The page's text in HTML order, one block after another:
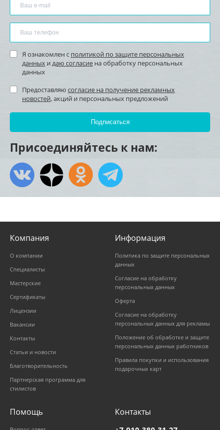
Я ознакомлен с политикой по защите персональных
данных и даю согласие на обработку персональных
данных
Предоставляю согласие на получение рекламных
новостей, акций и персональных предложений
Присоединяйтесь к нам:
Компания
О компании
Специалисты
Мастерские
Сертификаты
Лицензии
Вакансии
Контакты
Статьи и новости
Благотворительность
Партнерская программа для
стилистов
Информация
Политика по защите персональных
данных
Согласие на обработку
персональных данных
Оферта
Согласие на обработку
персональных данных для рекламы
Положение об обработке и защите
персональных данных работников
Правила покупки и использования
подарочных карт
Помощь Контакты